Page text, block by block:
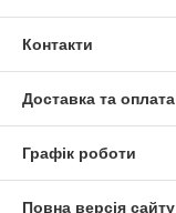
Контакти
Доставка та оплата
Графік роботи
Повна версія сайту